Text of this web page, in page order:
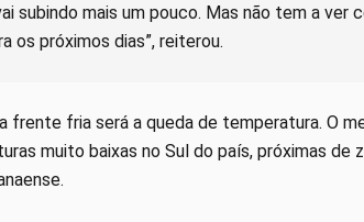
subindo mais um pouco. Mas não tem a ver
os próximos dias”, reiterou.
frente fria será a queda de temperatura. O
muito baixas no Sul do país, próximas de